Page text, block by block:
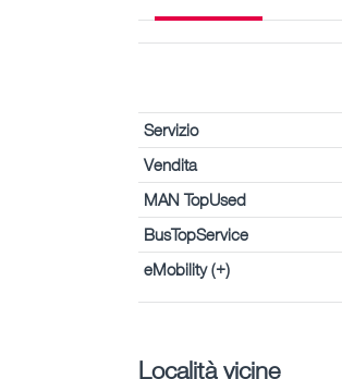
Servizio
Vendita
MAN TopUsed
BusTopService
eMobility (+)
Località vicine